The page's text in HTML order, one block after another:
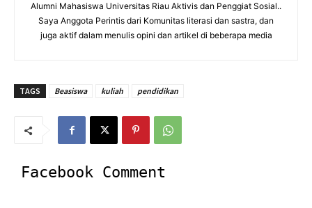
Alumni Mahasiswa Universitas Riau Aktivis dan Penggiat Sosial..
Saya Anggota Perintis dari Komunitas literasi dan sastra, dan
juga aktif dalam menulis opini dan artikel di beberapa media
TAGS Beasiswa kuliah pendidikan
Facebook Comment